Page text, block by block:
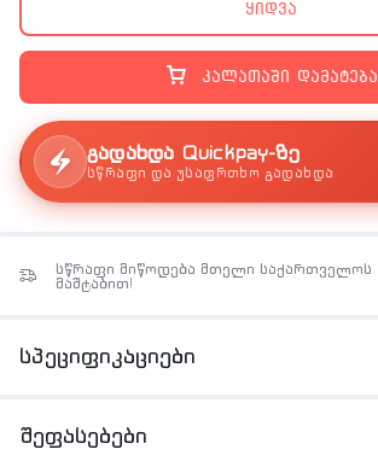
კალათაში დამატება
ყიდვა
გადახდა Quickpay-ზე
სწრაფი და უსაფრთხო გადახდა
სწრაფი მიწოდება მთელი საქართველოს
მაშტაბით!
სპეციფიკაციები
შეფასებები